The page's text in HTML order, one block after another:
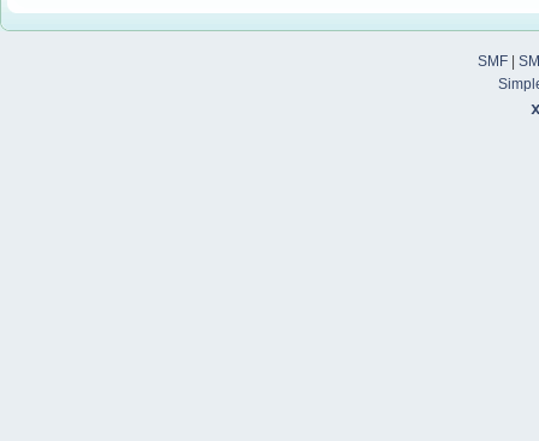
SMF|